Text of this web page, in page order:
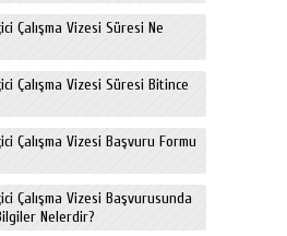
Çalışma Vizesi Süresi Ne
Çalışma Vizesi Süresi Bitince
Çalışma Vizesi Başvuru Formu
Çalışma Vizesi Başvurusunda
Nelerdir?